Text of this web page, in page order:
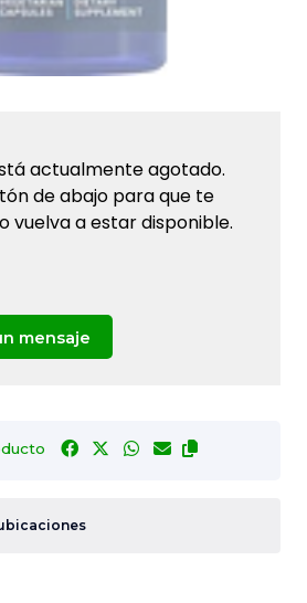
actualmente agotado.
de abajo para que te
vuelva a estar disponible.
mensaje